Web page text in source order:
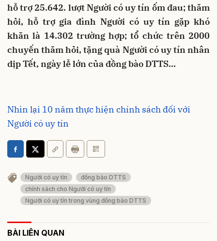
hỗ trợ 25.642. lượt Người có uy tín ốm đau; thăm
hỏi, hỗ trợ gia đình Người có uy tín gặp khó
khăn là 14.302 trường hợp; tổ chức trên 2000
chuyến thăm hỏi, tặng quà Người có uy tín nhân
dịp Tết, ngày lễ lớn của đồng bào DTTS…
Nhìn lại 10 năm thực hiện chính sách đối với
Người có uy tín
Người có uy tín
đồng bào DTTS
chính sách cho Người có uy tín
Người có uy tín trong vùng đồng bào DTTS
BÀI LIÊN QUAN